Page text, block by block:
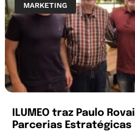
MARKETING
ILUMEO traz Paulo
Parcerias Estratégicas